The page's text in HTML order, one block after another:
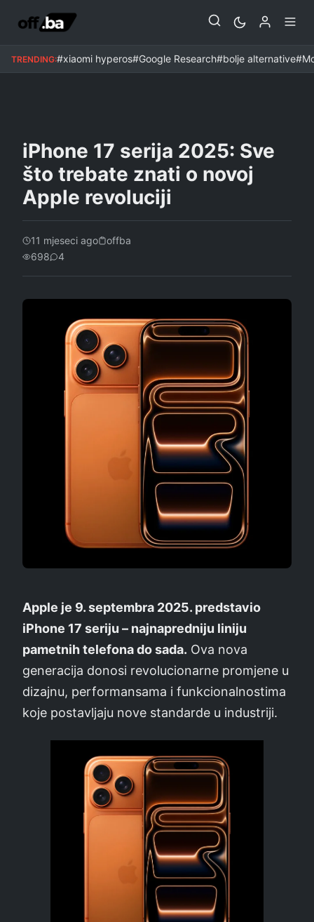
TRENDING:#xiaomi hyperos#Google Research#bolje alternative
MOBITELI
iPhone 17 serija 2025: Sve
što trebate znati o novoj
Apple revoluciji
11 mjeseci ago
offba
698
4
Apple je 9. septembra 2025. predstavio
iPhone 17 seriju – najnapredniju liniju
pametnih telefona do sada. Ova nova
generacija donosi revolucionarne promjene u
dizajnu, performansama i funkcionalnostima
koje postavljaju nove standarde u industriji.